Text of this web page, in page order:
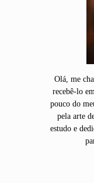
Olá, me
recebê-lo
pouco do
pela arte
estudo e